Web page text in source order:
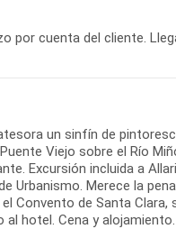
por cuenta del cliente.
un sinfín de
Viejo sobre el Río
Excursión incluida a
Urbanismo. Merece la
Convento de Santa Clara,
hotel. Cena y alojamiento.